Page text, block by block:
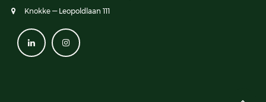
Knokke — Leopoldlaan 111